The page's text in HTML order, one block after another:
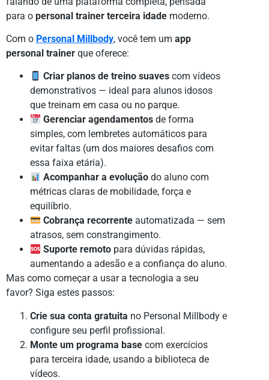
para o personal trainer terceira idade moderno.
Com o Personal Millbody, você tem um app
personal trainer que oferece:
Criar planos de treino suaves com vídeos
demonstrativos — ideal para alunos idosos
que treinam em casa ou no parque.
Gerenciar agendamentos de forma
simples, com lembretes automáticos para
evitar faltas (um dos maiores desafios com
essa faixa etária).
Acompanhar a evolução do aluno com
métricas claras de mobilidade, força e
equilíbrio.
Cobrança recorrente automatizada — sem
atrasos, sem constrangimento.
Suporte remoto para dúvidas rápidas,
aumentando a adesão e a confiança do aluno.
Mas como começar a usar a tecnologia a seu
favor? Siga estes passos:
Crie sua conta gratuita no Personal Millbody e
configure seu perfil profissional.
Monte um programa base com exercícios
para terceira idade, usando a biblioteca de
vídeos.